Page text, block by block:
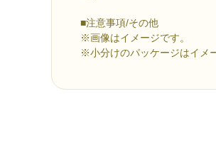
■注意事項/その他
※画像はイメージです。
※小分けのパッケージはイメ